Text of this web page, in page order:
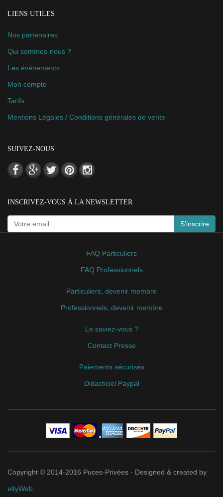
LIENS UTILES
Nos partenaires
Qui sommes-nous ?
Les événements
Mon compte
Tarifs
Mentions Légales / Conditions générales de vente
SUIVEZ-NOUS
INSCRIVEZ-VOUS À LA NEWSLETTER
S'inscrire
FAQ Particuliers
FAQ Professionnels
Particuliers, devenir membre
Professionnels, devenir membre
Le saviez-vous ?
Contact Presse
Paiements sécurisés
Didacticiel Paypal
Copyright © 2014-2016 Puces-Privées - Designed & created by
eltyWeb